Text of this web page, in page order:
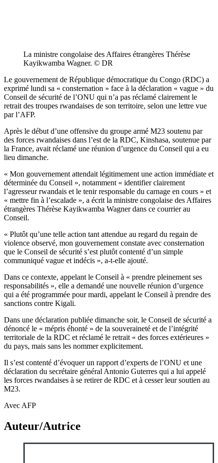
La ministre congolaise des Affaires étrangères Thérèse
Kayikwamba Wagner. © DR
Le gouvernement de République démocratique du Congo (RDC) a
exprimé lundi sa « consternation » face à la déclaration « vague » du
Conseil de sécurité de l’ONU qui n’a pas réclamé clairement le
retrait des troupes rwandaises de son territoire, selon une lettre vue
par l’AFP.
Après le début d’une offensive du groupe armé M23 soutenu par
des forces rwandaises dans l’est de la RDC, Kinshasa, soutenue par
la France, avait réclamé une réunion d’urgence du Conseil qui a eu
lieu dimanche.
« Mon gouvernement attendait légitimement une action immédiate et
déterminée du Conseil », notamment « identifier clairement
l’agresseur rwandais et le tenir responsable du carnage en cours » et
« mettre fin à l’escalade », a écrit la ministre congolaise des Affaires
étrangères Thérèse Kayikwamba Wagner dans ce courrier au
Conseil.
« Plutôt qu’une telle action tant attendue au regard du regain de
violence observé, mon gouvernement constate avec consternation
que le Conseil de sécurité s’est plutôt contenté d’un simple
communiqué vague et indécis », a-t-elle ajouté.
Dans ce contexte, appelant le Conseil à « prendre pleinement ses
responsabilités », elle a demandé une nouvelle réunion d’urgence
qui a été programmée pour mardi, appelant le Conseil à prendre des
sanctions contre Kigali.
Dans une déclaration publiée dimanche soir, le Conseil de sécurité a
dénoncé le « mépris éhonté » de la souveraineté et de l’intégrité
territoriale de la RDC et réclamé le retrait « des forces extérieures »
du pays, mais sans les nommer explicitement.
Il s’est contenté d’évoquer un rapport d’experts de l’ONU et une
déclaration du secrétaire général Antonio Guterres qui a lui appelé
les forces rwandaises à se retirer de RDC et à cesser leur soutien au
M23.
Avec AFP
Auteur/Autrice